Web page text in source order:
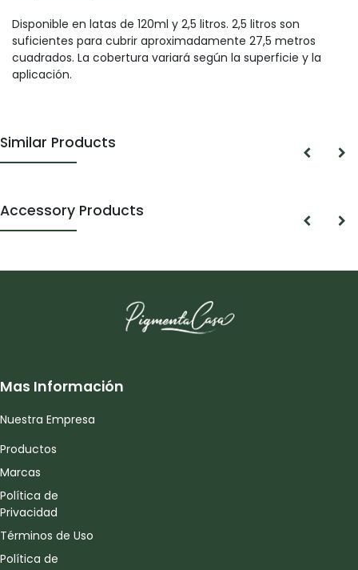
Disponible en latas de 120ml y 2,5 litros. 2,5 litros son
suficientes para cubrir aproximadamente 27,5 metros
cuadrados. La cobertura variará según la superficie y la
aplicación.
Similar Products
Accessory Products
Mas Información
Nuestra Empresa
Productos
Marcas
Política de
Privacidad
Términos de Uso
Política de